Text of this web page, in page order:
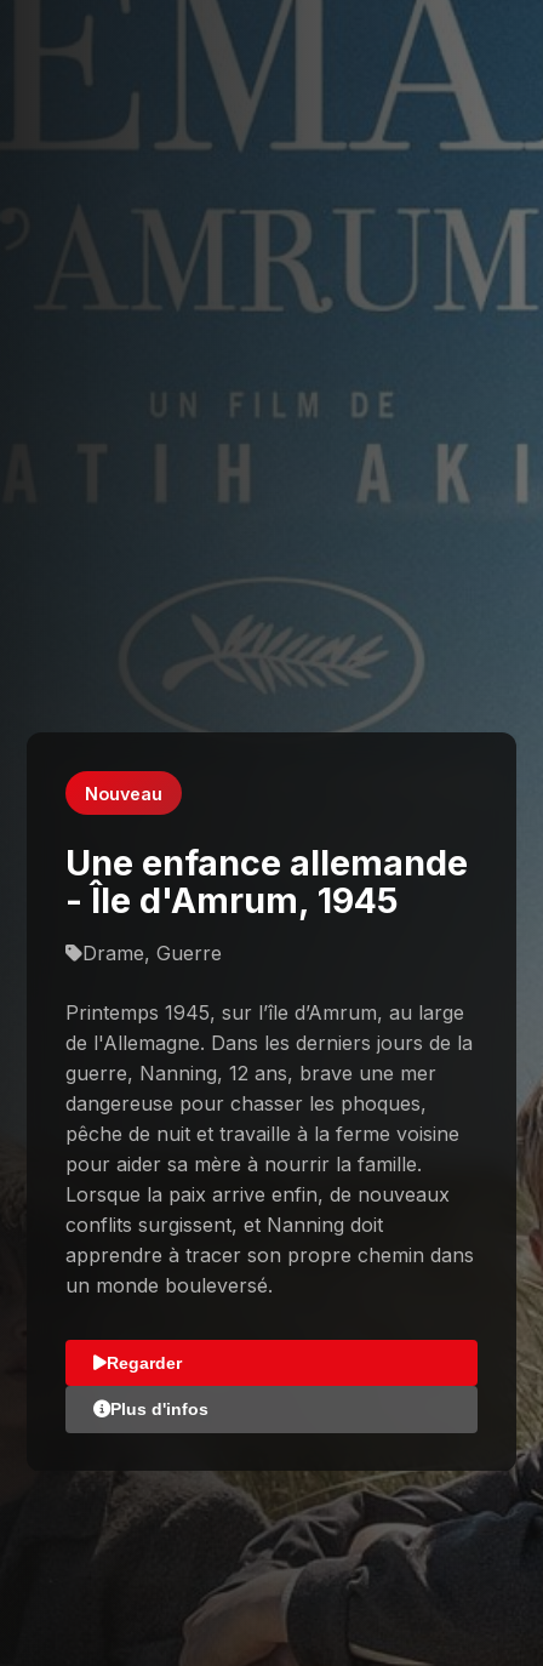
Nouveau
Une enfance allemande
- Île d'Amrum, 1945
Drame, Guerre
Printemps 1945, sur l’île d’Amrum, au large
de l'Allemagne. Dans les derniers jours de la
guerre, Nanning, 12 ans, brave une mer
dangereuse pour chasser les phoques,
pêche de nuit et travaille à la ferme voisine
pour aider sa mère à nourrir la famille.
Lorsque la paix arrive enfin, de nouveaux
conflits surgissent, et Nanning doit
apprendre à tracer son propre chemin dans
un monde bouleversé.
Regarder
Plus d'infos